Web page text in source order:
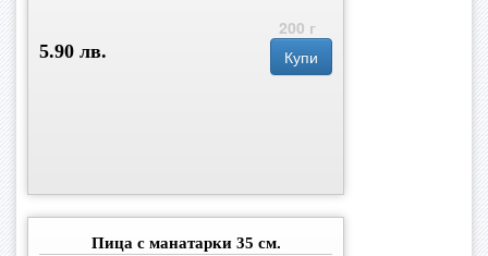
200 г
5.90 лв.
Купи
Пица с манатарки 35 см.